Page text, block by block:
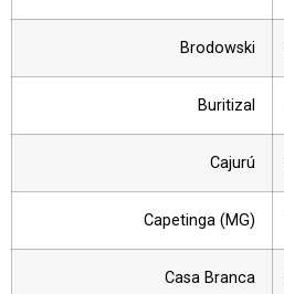
Brodowski
Buritizal
Cajurú
Capetinga (MG)
Casa Branca